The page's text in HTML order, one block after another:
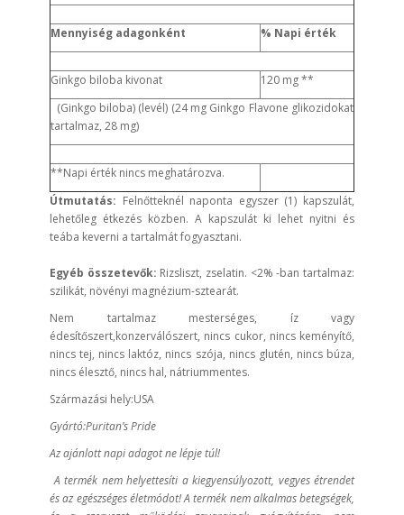
Mennyiség adagonként % Napi érték
Ginkgo biloba kivonat
120 mg **
(Ginkgo biloba) (levél) (24 mg Ginkgo Flavone glikozidokat
tartalmaz, 28 mg)
**Napi érték nincs meghatározva.
Útmutatás: Felnőtteknél naponta egyszer (1) kapszulát,
lehetőleg étkezés közben. A kapszulát ki lehet nyitni és
teába keverni a tartalmát fogyasztani.
Egyéb összetevők: Rizsliszt, zselatin. <2% -ban tartalmaz:
szilikát, növényi magnézium-sztearát.
Nem tartalmaz mesterséges, íz vagy
édesítőszert,konzerválószert, nincs cukor, nincs keményítő,
nincs tej, nincs laktóz, nincs szója, nincs glutén, nincs búza,
nincs élesztő, nincs hal, nátriummentes.
Származási hely:USA
Gyártó:Puritan’s Pride
Az ajánlott napi adagot ne lépje túl!
A termék nem helyettesíti a kiegyensúlyozott, vegyes étrendet
és az egészséges életmódot!A termék nem alkalmas betegségek,